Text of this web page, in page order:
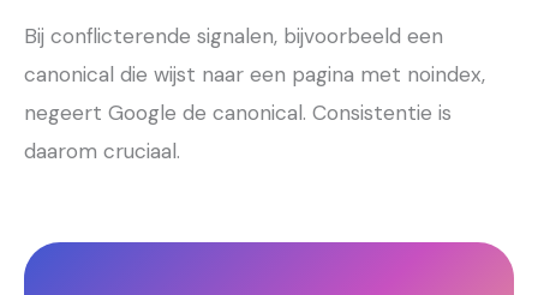
Bij conflicterende signalen, bijvoorbeeld een
canonical die wijst naar een pagina met noindex,
negeert Google de canonical. Consistentie is
daarom cruciaal.